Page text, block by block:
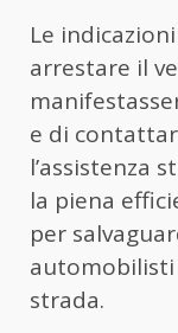
Le
arrestare il
e di
l’assistenza
la piena
per
strada.